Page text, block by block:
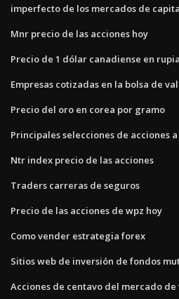
imperfecto de los mercados de
Mnr precio de las acciones hoy
Precio de 1 dólar canadiense en
Empresas cotizadas en la bolsa de
Precio del oro en corea por gramo
Principales selecciones de acciones
Ntr index precio de las acciones
Traders carreras de seguros
Precio de las acciones de wpz hoy
Como vender estrategia forex
Sitios web de inversión de fondos
Acciones de centavo del mercado